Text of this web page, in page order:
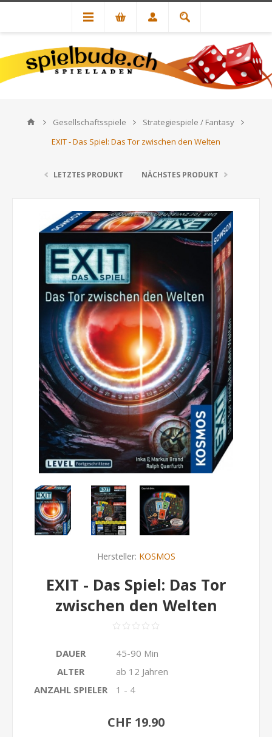
Gesellschaftsspiele
Strategiespiele / Fantasy
EXIT - Das Spiel: Das Tor zwischen den Welten
LETZTES PRODUKT NÄCHSTES PRODUKT
Hersteller: KOSMOS
EXIT - Das Spiel: Das Tor
zwischen den Welten
DAUER
45-90 Min
ALTER
ab 12 Jahren
ANZAHL SPIELER
1 - 4
CHF 19.90